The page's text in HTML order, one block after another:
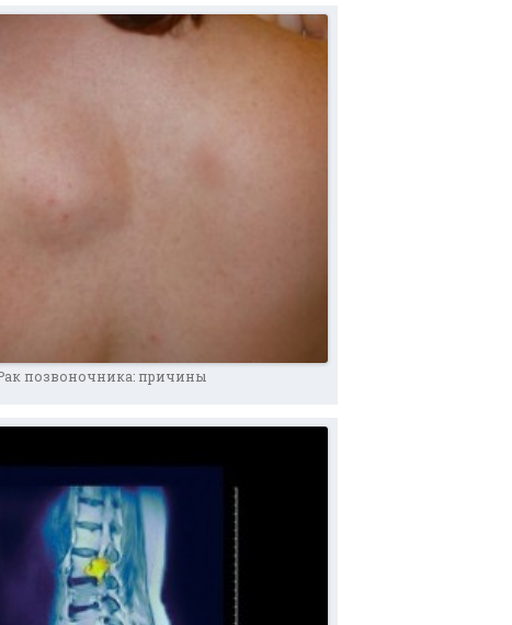
позвоночника: причины